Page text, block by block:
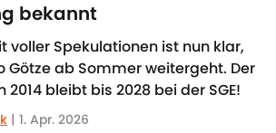
bekannt
voller Spekulationen ist nun klar,
Götze ab Sommer weitergeht. Der
bleibt bis 2028 bei der SGE!
| 1. Apr. 2026